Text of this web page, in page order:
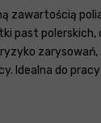
zawartością
past
Idealna do